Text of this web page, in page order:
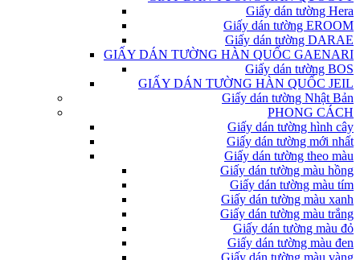
Giấy dán tường Hera
Giấy dán tường EROOM
Giấy dán tường DARAE
GIẤY DÁN TƯỜNG HÀN QUỐC GAENARI
Giấy dán tường BOS
GIẤY DÁN TƯỜNG HÀN QUỐC JEIL
Giấy dán tường Nhật Bản
PHONG CÁCH
Giấy dán tường hình cây
Giấy dán tường mới nhất
Giấy dán tường theo màu
Giấy dán tường màu hồng
Giấy dán tường màu tím
Giấy dán tường màu xanh
Giấy dán tường màu trắng
Giấy dán tường màu đỏ
Giấy dán tường màu đen
Giấy dán tường màu vàng